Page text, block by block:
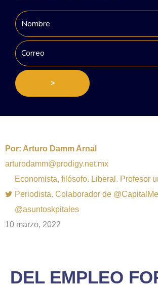
>
Por: Arturo Damm Arnal
arturodamm@prodigy.net.mx
Economista, filósofo. Liberal. Profesor
Periodista. Colaborador de
@asuntoskpitales
10 marzo, 2022
DEL EMPLEO